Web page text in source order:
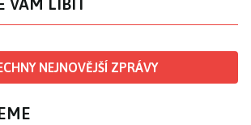
NEJNOVĚJŠÍ ZPRÁVY